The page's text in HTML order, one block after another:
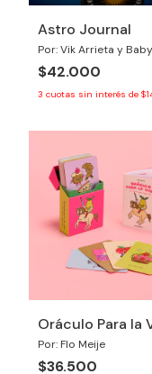
Astro Journal
Por: Vik Arrieta y
$42.000
3 cuotas sin interés de
Oráculo Para la
Por: Flo Meije
$36.500